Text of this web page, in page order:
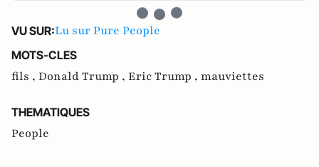
VU SUR:Lu sur Pure People
MOTS-CLES
fils , Donald Trump , Eric Trump , mauviettes
THEMATIQUES
People